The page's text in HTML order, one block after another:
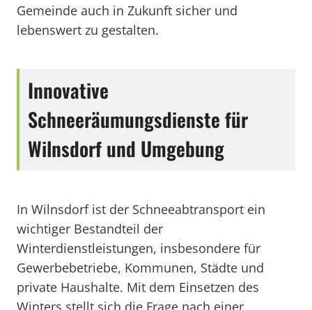
Gemeinde auch in Zukunft sicher und
lebenswert zu gestalten.
Innovative
Schneeräumungsdienste für
Wilnsdorf und Umgebung
In Wilnsdorf ist der Schneeabtransport ein
wichtiger Bestandteil der
Winterdienstleistungen, insbesondere für
Gewerbebetriebe, Kommunen, Städte und
private Haushalte. Mit dem Einsetzen des
Winters stellt sich die Frage nach einer